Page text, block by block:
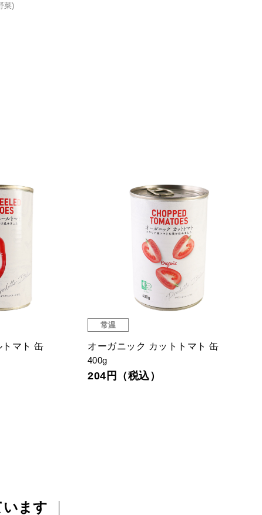
菜)
マト 缶
常温
オーガニック カットトマト 缶
400g
204円（税込）
います